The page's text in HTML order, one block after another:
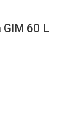
GIM 60 L